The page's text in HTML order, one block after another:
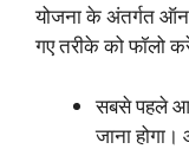
योजना के अंतर्गत
गए तरीके को फॉलो
सबसे पहले
जाना